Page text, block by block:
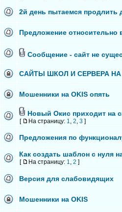
2й день пытаемся продлить
Предложение относительно
Сообщение - сайт не
САЙТЫ ШКОЛ И СЕРВЕРА
Мошенники на OKIS опять
Новый Окис приходит на
[ На страницу: 1, 2, 3 ]
Предложения по
Как создать шаблон с нуля
[ На страницу: 1, 2 ]
Версия для слабовидящих
Мошенники на OKIS